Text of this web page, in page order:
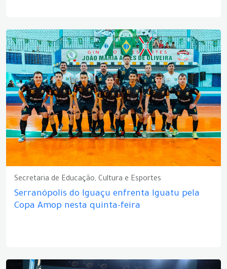
Secretaria de Educação, Cultura e Esportes
Serranópolis do Iguaçu enfrenta Iguatu pela
Copa Amop nesta quinta-feira